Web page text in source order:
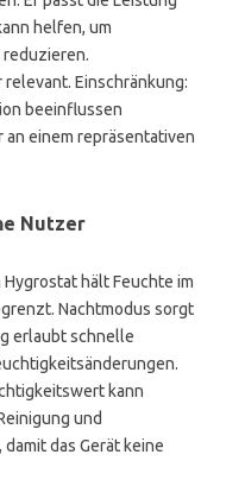
helfen, um
Einschränkung:
beeinflussen
einem repräsentativen
Nutzer
hält Feuchte im
Nachtmodus sorgt
erlaubt schnelle
kann
und
das Gerät keine